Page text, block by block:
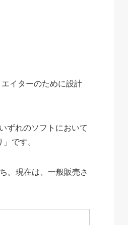
イターのために設計
ずれのソフトにおいて
です。
。現在は、一般販売さ